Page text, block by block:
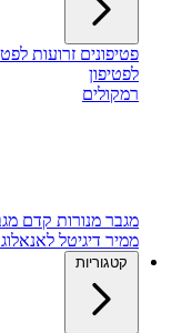
פטיפונים זרועות
לפטיפון
רמקולים
מגבר מנורות קדם
ממיר דיגיטל לאנאלוג
קטגוריות